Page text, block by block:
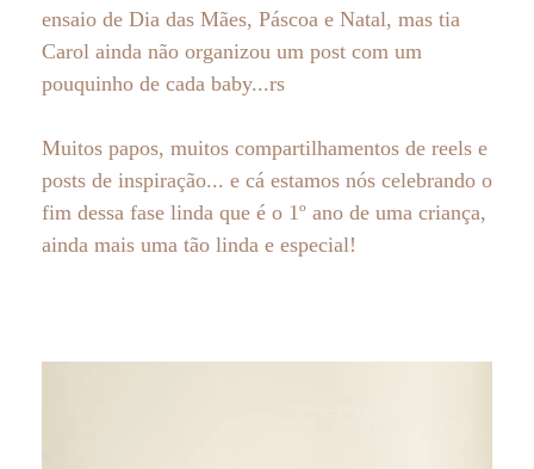
ensaio de Dia das Mães, Páscoa e Natal, mas tia
Carol ainda não organizou um post com um
pouquinho de cada baby...rs
Muitos papos, muitos compartilhamentos de reels e
posts de inspiração... e cá estamos nós celebrando o
fim dessa fase linda que é o 1º ano de uma criança,
ainda mais uma tão linda e especial!